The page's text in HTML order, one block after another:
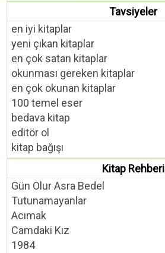
Tavsiyeler
en iyi kitaplar
yeni çıkan kitaplar
en çok satan kitaplar
okunması gereken kitaplar
en çok okunan kitaplar
100 temel eser
bedava kitap
editör ol
kitap bağışı
Kitap Rehberi
Gün Olur Asra Bedel
Tutunamayanlar
Acımak
Camdaki Kız
1984